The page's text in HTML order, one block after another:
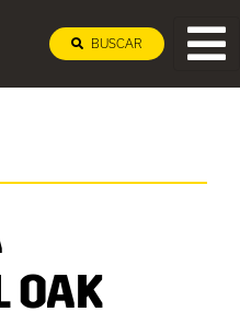
BUSCAR
OAK